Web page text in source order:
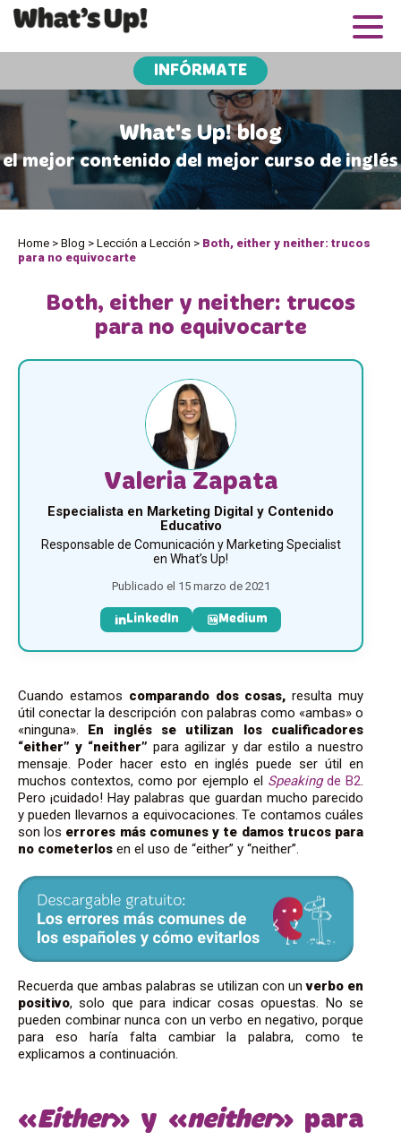
INFÓRMATE
What's Up! blog
el mejor contenido del mejor curso de inglés
Home > Blog > Lección a Lección > Both, either y neither: trucos
para no equivocarte
Both, either y neither: trucos
para no equivocarte
Valeria Zapata
Especialista en Marketing Digital y Contenido
Educativo
Responsable de Comunicación y Marketing Specialist
en What’s Up!
Publicado el 15 marzo de 2021
LinkedIn Medium
Cuando estamos comparando dos cosas, resulta muy
útil conectar la descripción con palabras como «ambas» o
«ninguna». En inglés se utilizan los cualificadores
“either” y “neither” para agilizar y dar estilo a nuestro
mensaje. Poder hacer esto en inglés puede ser útil en
muchos contextos, como por ejemplo el Speakingde B2
Pero ¡cuidado! Hay palabras que guardan mucho parecido
y pueden llevarnos a equivocaciones. Te contamos cuáles
son los errores más comunes y te damos trucos para
no cometerlos en el uso de “either” y “neither”.
Recuerda que ambas palabras se utilizan con unverbo en
positivo, solo que para indicar cosas opuestas. No se
pueden combinar nunca con un verbo en negativo, porque
para eso haría falta cambiar la palabra, como te
explicamos a continuación.
«Either» y «neither» para